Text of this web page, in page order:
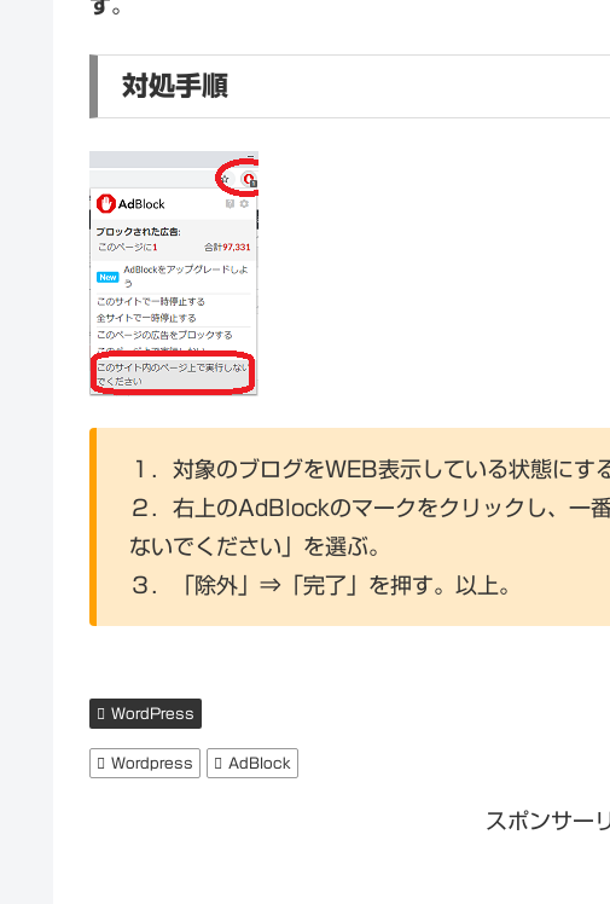
対処手順
１．対象のブログをWEB表示している状態にす
２．右上のAdBlockのマークをクリックし、一
ないでください」を選ぶ。
３．「除外」⇒「完了」を押す。以上。
WordPress
Wordpress AdBlock
スポンサー